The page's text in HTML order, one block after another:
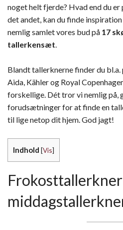
noget helt fjerde? Hvad end du
det andet, kan du finde
nemlig samlet vores bud på 17
tallerkensæt.
Blandt tallerknerne finder du
Aida, Kähler og Royal
forskellige. Dét tror vi nemlig på,
forudsætninger for at finde en
til lige netop dit hjem. God jagt!
Indhold [Vis]